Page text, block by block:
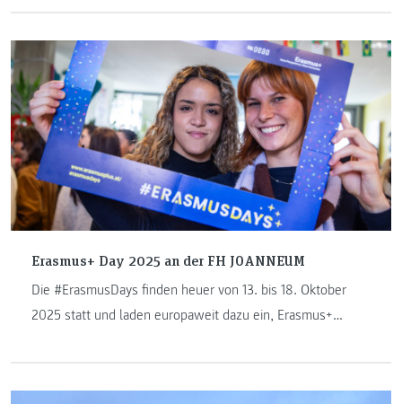
Erasmus+ Day 2025 an der FH JOANNEUM
Die #ErasmusDays finden heuer von 13. bis 18. Oktober
2025 statt und laden europaweit dazu ein, Erasmus+